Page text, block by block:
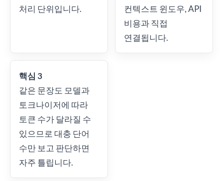
처리 단위입니다.
컨텍스트 윈도우, API
비용과 직접
연결됩니다.
핵심 3
같은 문장도 모델과
토크나이저에 따라
토큰 수가 달라질 수
있으므로 대충 단어
수만 보고 판단하면
자주 틀립니다.